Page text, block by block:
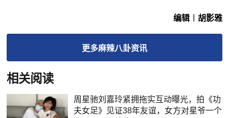
编辑︱胡影雅
更多麻辣八卦资讯
相关阅读
周星驰刘嘉玲紧拥拖实互动曝光，拍《功
夫女足》见证38年友谊，女方对星爷一个